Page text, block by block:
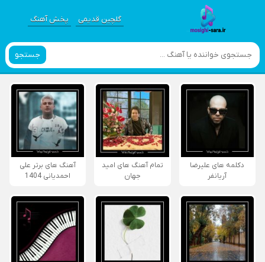
گلچین قدیمی پخش آهنگ
جستجو
دکلمه های علیرضا
آریانفر
تمام آهنگ های امید
جهان
آهنگ های برتر علی
احمدیانی 1404